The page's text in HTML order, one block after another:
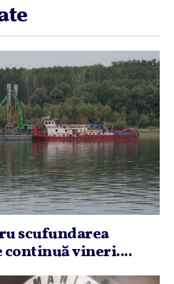
scufundarea
vineri....